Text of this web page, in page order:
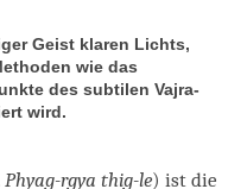
Geist klaren Lichts,
wie das
des subtilen Vajra-
wird.
Phyag-rgya thig-le) ist die